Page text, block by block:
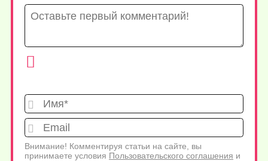
Имя*
Внимание! Комментируя статьи на сайте, вы
принимаете условия Пользовательского соглашения и